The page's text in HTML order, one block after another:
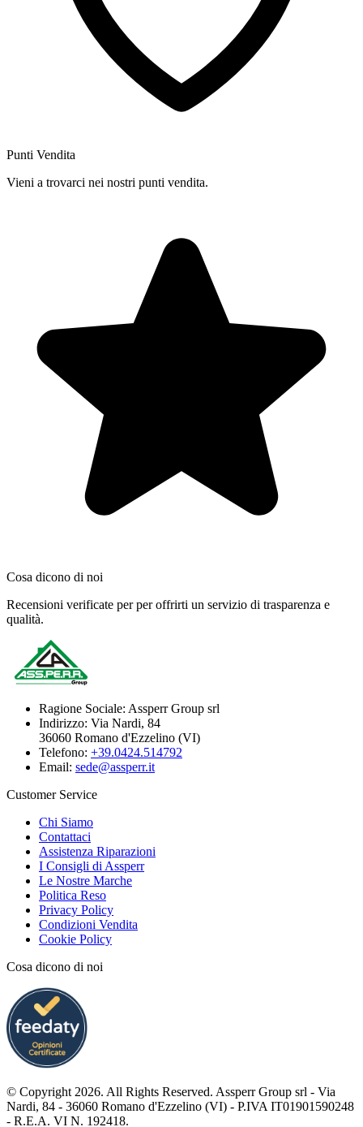
Punti Vendita
Vieni a trovarci nei nostri punti vendita.
Cosa dicono di noi
Recensioni verificate per per offrirti un servizio di trasparenza e
qualità.
Ragione Sociale: Assperr Group srl
Indirizzo: Via Nardi, 84
36060 Romano d'Ezzelino (VI)
Telefono: +39.0424.514792
Email: sede@assperr.it
Customer Service
Chi Siamo
Contattaci
Assistenza Riparazioni
I Consigli di Assperr
Le Nostre Marche
Politica Reso
Privacy Policy
Condizioni Vendita
Cookie Policy
Cosa dicono di noi
© Copyright 2026. All Rights Reserved. Assperr Group srl - Via
Nardi, 84 - 36060 Romano d'Ezzelino (VI) - P.IVA IT01901590248
- R.E.A. VI N. 192418.